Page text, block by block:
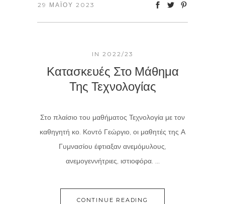
29 ΜΑΪ́ΟΥ 2023
IN 2022/23
Κατασκευές Στο Μάθημα
Της Τεχνολογίας
Στο πλαίσιο του μαθήματος Τεχνολογία με τον
καθηγητή κο. Κοντό Γεώργιο, οι μαθητές της Α
Γυμνασίου έφτιαξαν ανεμόμυλους,
ανεμογεννήτριες, ιστιοφόρα. ...
CONTINUE READING